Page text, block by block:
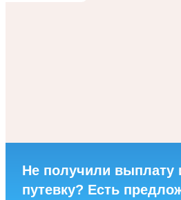
Не получили выплату
путевку? Есть